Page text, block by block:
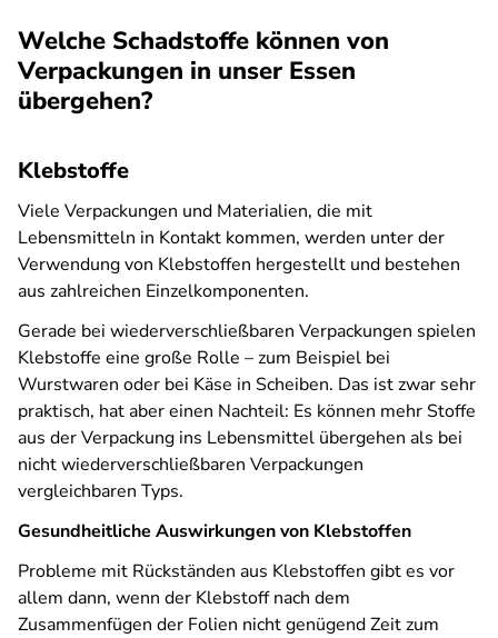
Welche Schadstoffe können von
Verpackungen in unser Essen
übergehen?
Klebstoffe
Viele Verpackungen und Materialien, die mit
Lebensmitteln in Kontakt kommen, werden unter der
Verwendung von Klebstoffen hergestellt und bestehen
aus zahlreichen Einzelkomponenten.
Gerade bei wiederverschließbaren Verpackungen spielen
Klebstoffe eine große Rolle – zum Beispiel bei
Wurstwaren oder bei Käse in Scheiben. Das ist zwar sehr
praktisch, hat aber einen Nachteil: Es können mehr Stoffe
aus der Verpackung ins Lebensmittel übergehen als bei
nicht wiederverschließbaren Verpackungen
vergleichbaren Typs.
Gesundheitliche Auswirkungen von Klebstoffen
Probleme mit Rückständen aus Klebstoffen gibt es vor
allem dann, wenn der Klebstoff nach dem
Zusammenfügen der Folien nicht genügend Zeit zum